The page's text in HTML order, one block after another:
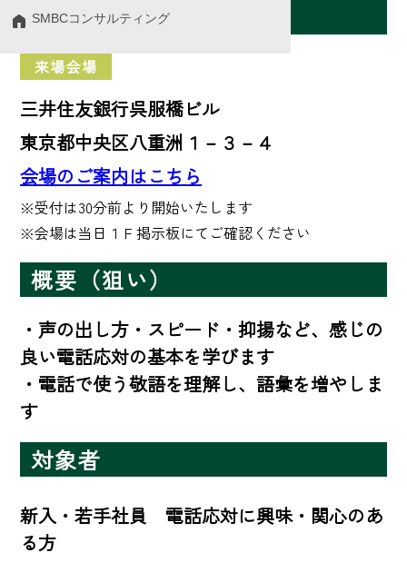
SMBCコンサルティング
会場案内
来場会場
三井住友銀行呉服橋ビル
東京都中央区八重洲１－３－４
会場のご案内はこちら
※受付は30分前より開始いたします
※会場は当日１Ｆ掲示板にてご確認ください
概要（狙い）
・声の出し方・スピード・抑揚など、感じの
良い電話応対の基本を学びます
・電話で使う敬語を理解し、語彙を増やしま
す
対象者
新入・若手社員　電話応対に興味・関心のあ
る方